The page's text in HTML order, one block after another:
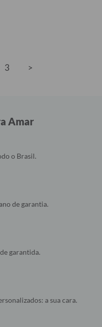
3 >
Amar
o Brasil.
de garantia.
garantida.
a sua cara.